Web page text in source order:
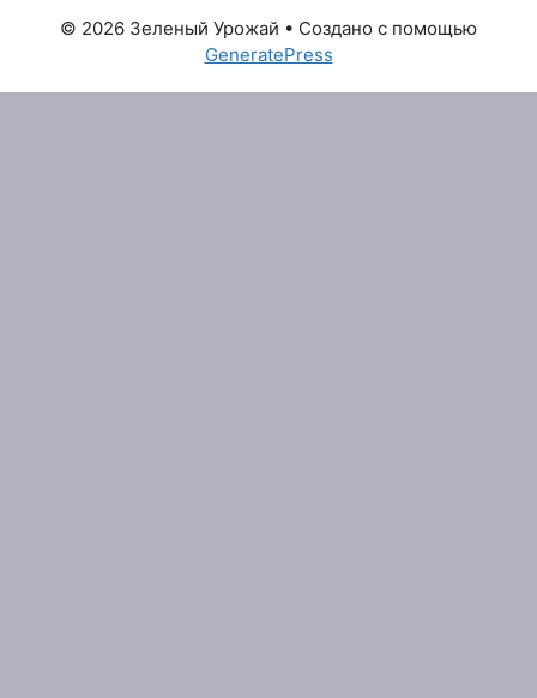
© 2026 Зеленый Урожай • Создано с помощью
GeneratePress